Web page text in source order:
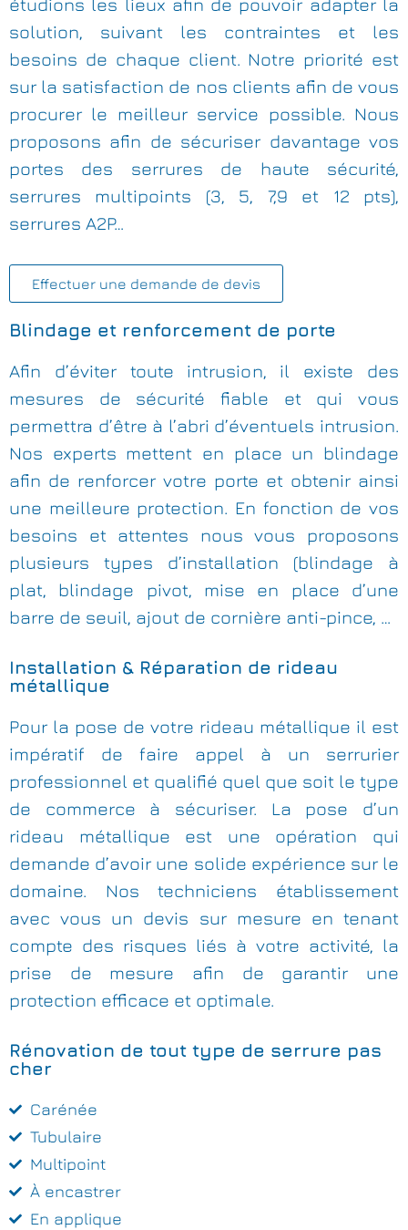
étudions les lieux afin de pouvoir adapter la
solution, suivant les contraintes et les
besoins de chaque client. Notre priorité est
sur la satisfaction de nos clients afin de vous
procurer le meilleur service possible. Nous
proposons afin de sécuriser davantage vos
portes des serrures de haute sécurité,
serrures multipoints (3, 5, 7,9 et 12 pts),
serrures A2P…
Effectuer une demande de devis
Blindage et renforcement de porte
Afin d’éviter toute intrusion, il existe des
mesures de sécurité fiable et qui vous
permettra d’être à l’abri d’éventuels intrusion.
Nos experts mettent en place un blindage
afin de renforcer votre porte et obtenir ainsi
une meilleure protection. En fonction de vos
besoins et attentes nous vous proposons
plusieurs types d’installation (blindage à
plat, blindage pivot, mise en place d’une
barre de seuil, ajout de cornière anti-pince, …
Installation & Réparation de rideau
métallique
Pour la pose de votre rideau métallique il est
impératif de faire appel à un serrurier
professionnel et qualifié quel que soit le type
de commerce à sécuriser. La pose d’un
rideau métallique est une opération qui
demande d’avoir une solide expérience sur le
domaine. Nos techniciens établissement
avec vous un devis sur mesure en tenant
compte des risques liés à votre activité, la
prise de mesure afin de garantir une
protection efficace et optimale.
Rénovation de tout type de serrure pas
cher
Carénée
Tubulaire
Multipoint
À encastrer
En applique